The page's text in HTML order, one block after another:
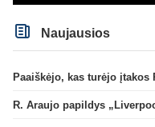
Naujausios
R. Araujo papildys